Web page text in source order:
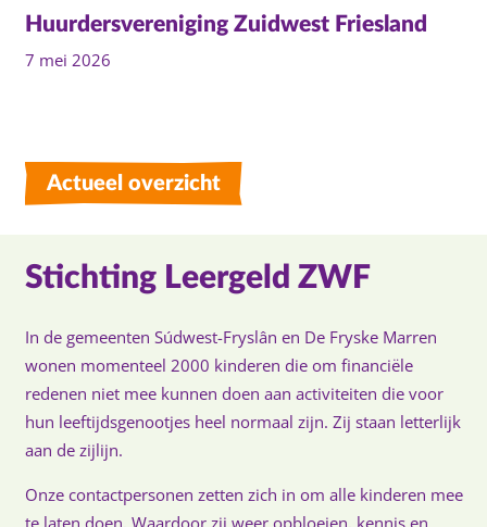
Huurdersvereniging Zuidwest Friesland
7 mei 2026
Actueel overzicht
Stichting Leergeld ZWF
In de gemeenten Súdwest-Fryslân en De Fryske Marren
wonen momenteel 2000 kinderen die om financiële
redenen niet mee kunnen doen aan activiteiten die voor
hun leeftijdsgenootjes heel normaal zijn. Zij staan letterlijk
aan de zijlijn.
Onze contactpersonen zetten zich in om alle kinderen mee
te laten doen. Waardoor zij weer opbloeien, kennis en